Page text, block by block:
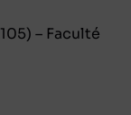
– Faculté